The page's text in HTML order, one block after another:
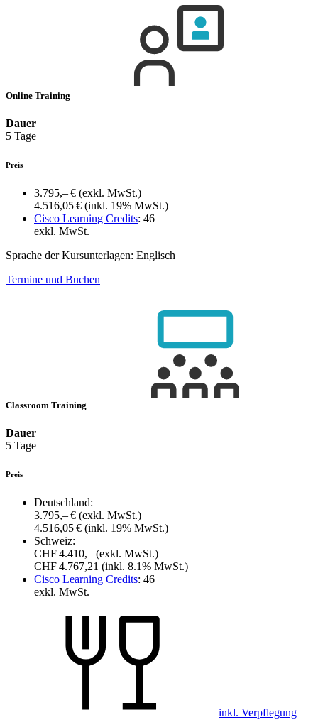
Online Training
Dauer
5 Tage
Preis
3.795,– € (exkl. MwSt.)
4.516,05 € (inkl. 19% MwSt.)
Cisco Learning Credits: 46
exkl. MwSt.
Sprache der Kursunterlagen: Englisch
Termine und Buchen
Classroom Training
Dauer
5 Tage
Preis
Deutschland:
3.795,– € (exkl. MwSt.)
4.516,05 € (inkl. 19% MwSt.)
Schweiz:
CHF 4.410,– (exkl. MwSt.)
CHF 4.767,21 (inkl. 8.1% MwSt.)
Cisco Learning Credits: 46
exkl. MwSt.
inkl. Verpflegung